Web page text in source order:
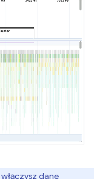
włączysz dane